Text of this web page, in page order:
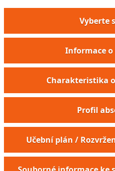
Vyberte
Informace
Charakteristika
Profil
Učební plán /